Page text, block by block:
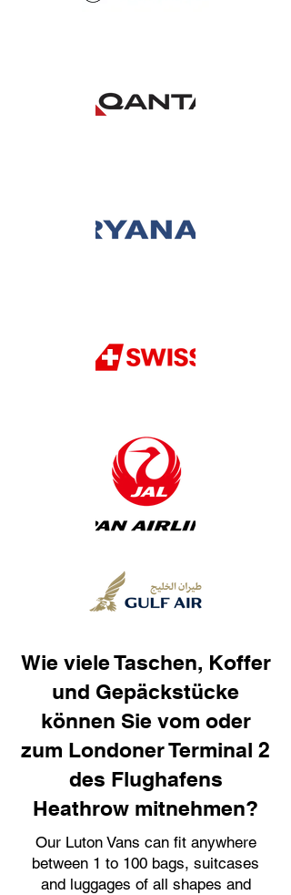
Wie viele Taschen, Koffer
und Gepäckstücke
können Sie vom oder
zum Londoner Terminal 2
des Flughafens
Heathrow mitnehmen?
Our Luton Vans can fit anywhere
between 1 to 100 bags, suitcases
and luggages of all shapes and